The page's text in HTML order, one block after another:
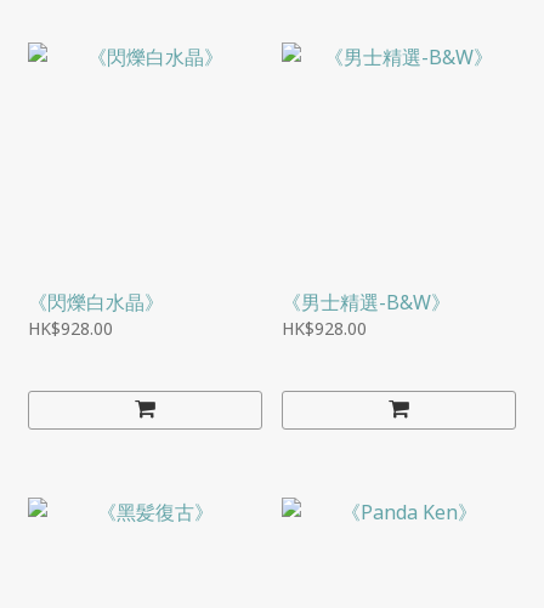
《閃爍白水晶》
HK$928.00
《男士精選-B&W》
HK$928.00